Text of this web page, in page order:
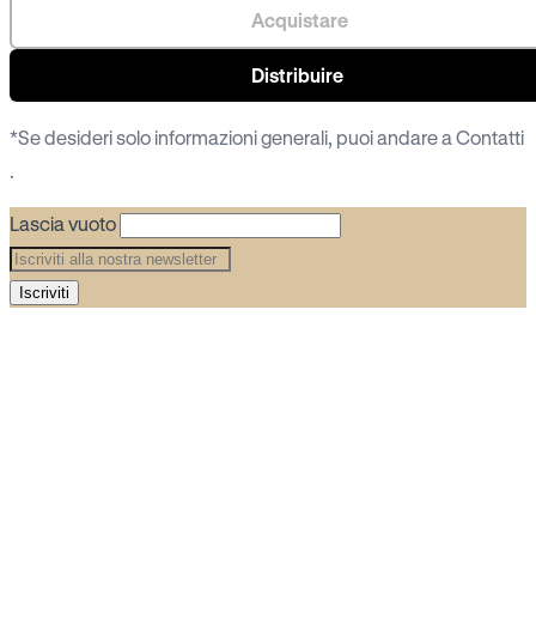
Acquistare
Distribuire
*Se desideri solo informazioni generali, puoi andare aContatti
.
Lascia vuoto
Iscriviti